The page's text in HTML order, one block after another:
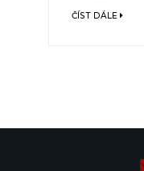
ČÍST DÁLE